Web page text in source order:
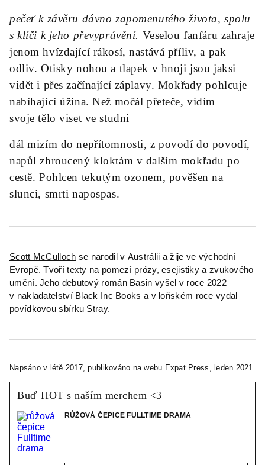
pečeť k závěru dávno zapomenutého života, spolu
s klíči k jeho převyprávění. Veselou fanfáru zahraje
jenom hvízdající rákosí, nastává příliv, a pak
odliv. Otisky nohou a tlapek v hnoji jsou jaksi
vidět i přes začínající záplavy. Mokřady pohlcuje
nabíhající úžina. Než močál přeteče, vidím
svoje tělo viset ve studni
dál mizím do nepřítomnosti, z povodí do povodí,
napůl zhroucený kloktám v dalším mokřadu po
cestě. Pohlcen tekutým ozonem, pověšen na
slunci, smrti napospas.
Scott McCulloch se narodil v Austrálii a žije ve východní
Evropě. Tvoří texty na pomezí prózy, esejistiky a zvukového
umění. Jeho debutový román Basin vyšel v roce 2022
v nakladatelství Black Inc Books a v loňském roce vydal
povídkovou sbírku Stray.
Napsáno v létě 2017, publikováno na webu Expat Press, leden 2021
Buď HOT s naším merchem <3
RŮŽOVÁ ČEPICE FULLTIME DRAMA